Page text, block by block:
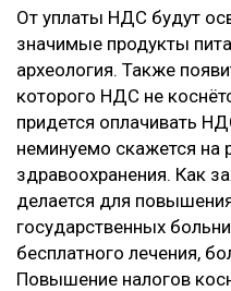
От уплаты НДС будут
значимые продукты
археология. Также
которого НДС не
придется оплачивать
неминуемо скажется на
здравоохранения. Как
делается для
государственных
бесплатного лечения,
Повышение налогов